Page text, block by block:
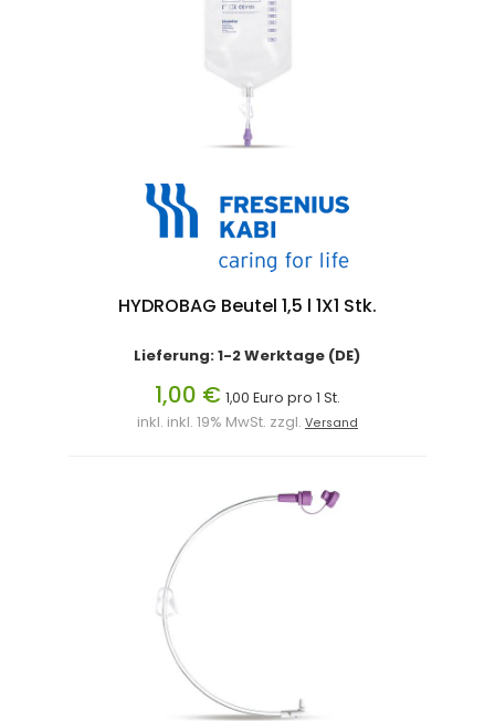
HYDROBAG Beutel 1,5 l 1X1 Stk.
Lieferung: 1-2 Werktage (DE)
1,00 € 1,00 Euro pro 1 St.
inkl. inkl. 19% MwSt. zzgl. Versand